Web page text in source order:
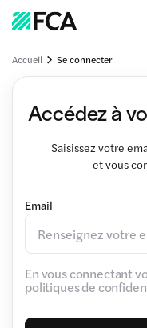
Accueil Se connecter
Accédez à
Saisissez votre
et vous
Email
En vous connectant
politiques de